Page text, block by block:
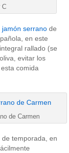
C
jamón serrano de
en este
rallado (se
evitar los
comida
de Carmen
temporada, en